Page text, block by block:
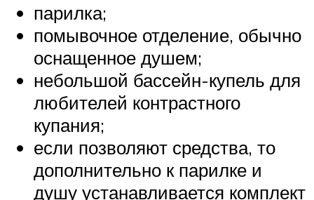
парилка;
помывочное отделение, обычно
оснащенное душем;
небольшой бассейн-купель для
любителей контрастного
купания;
если позволяют средства, то
дополнительно к парилке и
душу устанавливается комплект